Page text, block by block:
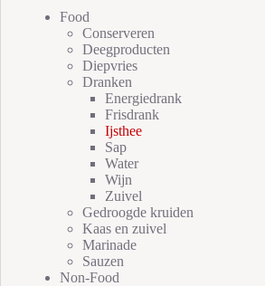
Food
Conserveren
Deegproducten
Diepvries
Dranken
Energiedrank
Frisdrank
Ijsthee
Sap
Water
Wijn
Zuivel
Gedroogde kruiden
Kaas en zuivel
Marinade
Sauzen
Non-Food